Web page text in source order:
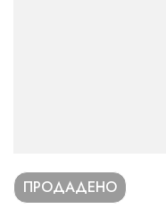
ПРОДАДЕНО